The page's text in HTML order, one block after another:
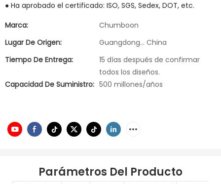
● Ha aprobado el certificado: ISO, SGS, Sedex, DOT, etc.
Marca:
Chumboon
Lugar De Origen:
Guangdong... China
Tiempo De Entrega:
15 días después de confirmar
todos los diseños.
Capacidad De Suministro: 500 millones/años
Parámetros Del Producto